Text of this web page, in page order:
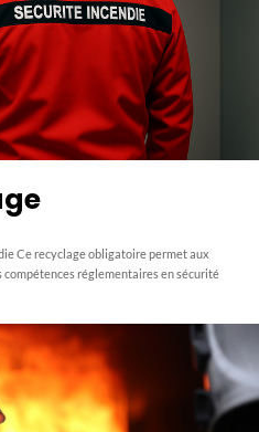
Ce recyclage obligatoire permet aux
réglementaires en sécurité